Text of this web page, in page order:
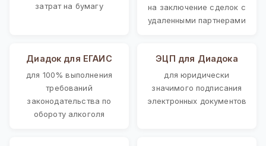
затрат на бумагу
на заключение сделок с
удаленными партнерами
Диадок для ЕГАИС
для 100% выполнения
требований
законодательства по
обороту алкоголя
ЭЦП для Диадока
для юридически
значимого подписания
электронных документов